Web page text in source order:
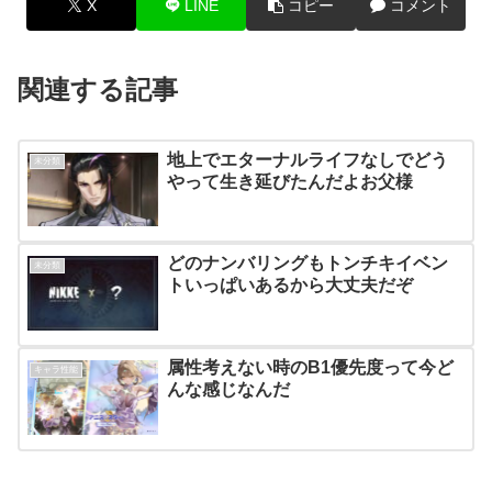
X LINE コピー コメント
関連する記事
未分類
地上でエターナルライフなしでどう
やって生き延びたんだよお父様
未分類
どのナンバリングもトンチキイベン
トいっぱいあるから大丈夫だぞ
キャラ性能
属性考えない時のB1優先度って今ど
んな感じなんだ